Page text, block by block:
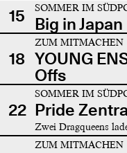
15
SOMMER IM
Big in Japan
18
ZUM MITMACHEN
YOUNG
Offs
22
SOMMER IM
Pride
Zwei Dragqueens
ZUM MITMACHEN